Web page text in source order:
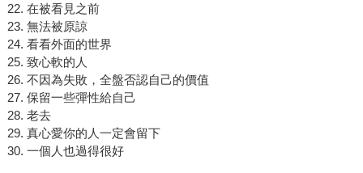
22. 在被看見之前
23. 無法被原諒
24. 看看外面的世界
25. 致心軟的人
26. 不因為失敗，全盤否認自己的價值
27. 保留一些彈性給自己
28. 老去
29. 真心愛你的人一定會留下
30. 一個人也過得很好